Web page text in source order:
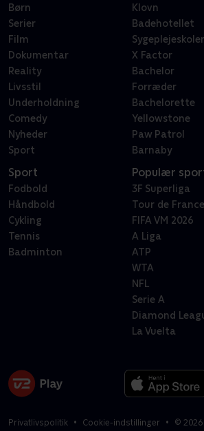
Børn
Serier
Film
Dokumentar
Reality
Livsstil
Underholdning
Comedy
Nyheder
Sport
Klovn
Badehotellet
X Factor
Bachelor
Forræder
Bachelorette
Yellowstone
Paw Patrol
Barnaby
Sport
Fodbold
Håndbold
Cykling
Tennis
Badminton
Populær
3F Superliga
Tour de France
FIFA VM 2026
A Liga
ATP
WTA
NFL
Serie A
Diamond
La Vuelta
Privatlivspolitik Cookie-indstillinger © 2026